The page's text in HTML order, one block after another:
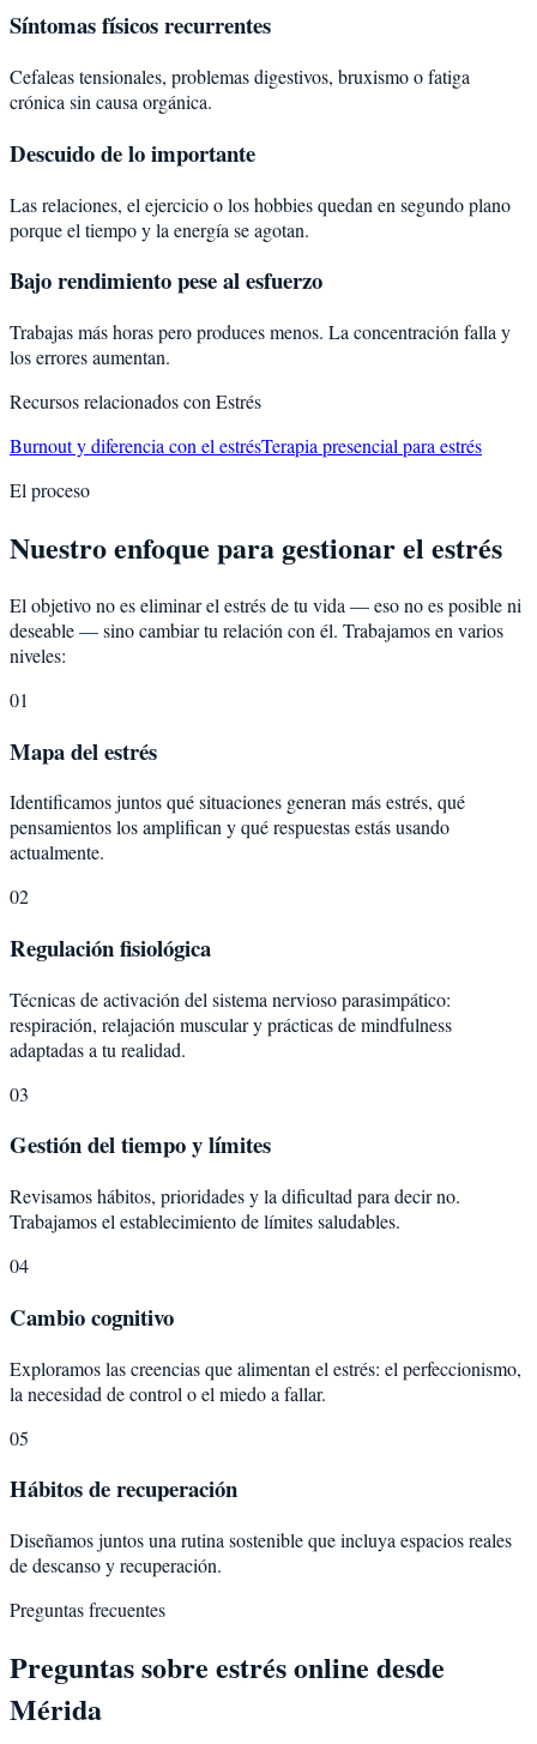
Síntomas físicos recurrentes
Cefaleas tensionales, problemas digestivos, bruxismo o fatiga
crónica sin causa orgánica.
Descuido de lo importante
Las relaciones, el ejercicio o los hobbies quedan en segundo plano
porque el tiempo y la energía se agotan.
Bajo rendimiento pese al esfuerzo
Trabajas más horas pero produces menos. La concentración falla y
los errores aumentan.
Recursos relacionados con Estrés
Burnout y diferencia con el estrésTerapia presencial para estrés
El proceso
Nuestro enfoque para gestionar el estrés
El objetivo no es eliminar el estrés de tu vida — eso no es posible ni
deseable — sino cambiar tu relación con él. Trabajamos en varios
niveles:
01
Mapa del estrés
Identificamos juntos qué situaciones generan más estrés, qué
pensamientos los amplifican y qué respuestas estás usando
actualmente.
02
Regulación fisiológica
Técnicas de activación del sistema nervioso parasimpático:
respiración, relajación muscular y prácticas de mindfulness
adaptadas a tu realidad.
03
Gestión del tiempo y límites
Revisamos hábitos, prioridades y la dificultad para decir no.
Trabajamos el establecimiento de límites saludables.
04
Cambio cognitivo
Exploramos las creencias que alimentan el estrés: el perfeccionismo,
la necesidad de control o el miedo a fallar.
05
Hábitos de recuperación
Diseñamos juntos una rutina sostenible que incluya espacios reales
de descanso y recuperación.
Preguntas frecuentes
Preguntas sobre estrésonline desde
Mérida